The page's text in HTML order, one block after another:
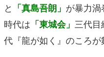
と 「真島吾朗」 が暴力渦
時代は 「東城会」 三代
代『龍が如く』のころが